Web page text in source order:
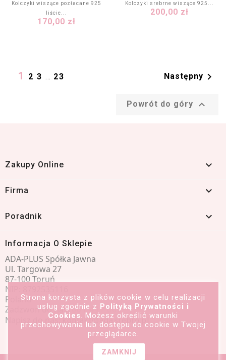
Kolczyki wiszące pozłacane 925
liście...
Cena
170,00 zł
Kolczyki srebrne wiszące 925...
Cena
200,00 zł
1 2 3 … 23 Następny 
Powrót do góry 
Zakupy Online 
Firma 
Poradnik 
Informacja O Sklepie
ADA-PLUS Spółka Jawna
Ul. Targowa 27
87-100 Toruń
NIP: 8792535116
Poland
Zadzwoń do nas:601 491 066
Napisz do nas:kontakt@adasrebro.pl
Strona korzysta z plików cookie w celu realizacji
usług zgodnie z Polityką Prywatności i
Cookies. Możesz określić warunki
przechowywania lub dostępu do cookie w Twojej
przeglądarce.
ZAMKNIJ